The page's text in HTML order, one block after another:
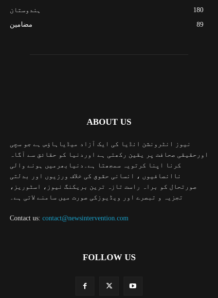
ہندوستان
180
مضامین
89
ABOUT US
نیوز انٹرونشن انڈیا کی ایک آزاد میڈیاہاؤس ہے جو سچی
اورحقیقی صحافت پر یقین رکھتی ہے اوردنیا کو حقائق سے آگاہ
کرنا اپنا کرتویہ سمجھتا ہے۔دنیابھرمیں ہونے والی
ناانصافیوں ، انسانی حقوق کی خلاف ورزیوں اور بدلتی
صورتحال کو براہ راست تازہ ترین بریکنگ نیوز، اسٹوریز،
تجزیہ و تبصرے اور ویڈیوزکی صورت میں سامنے لاتی ہے۔
Contact us: contact@newsintervention.com
FOLLOW US